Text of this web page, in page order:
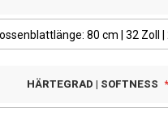
HÄRTEGRAD | SOFTNESS